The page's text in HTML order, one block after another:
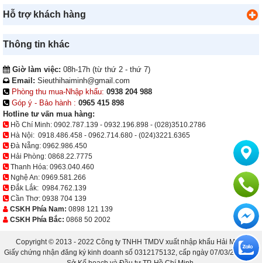
Hỗ trợ khách hàng
Thông tin khác
Giờ làm việc: 08h-17h (từ thứ 2 - thứ 7)
Email: Sieuthihaiminh@gmail.com
Phòng thu mua-Nhập khẩu: 0938 204 988
Góp ý - Bảo hành : 0965 415 898
Hotline tư vấn mua hàng:
Hồ Chí Minh: 0902.787.139 - 0932.196.898 - (028)3510.2786
Hà Nội: 0918.486.458 - 0962.714.680 - (024)3221.6365
Đà Nẵng: 0962.986.450
Hải Phòng: 0868.22.7775
Thanh Hóa: 0963.040.460
Nghệ An: 0969.581.266
Đắk Lắk: 0984.762.139
Cần Thơ: 0938 704 139
CSKH Phía Nam: 0898 121 139
CSKH Phía Bắc: 0868 50 2002
Copyright © 2013 - 2022 Công ty TNHH TMDV xuất nhập khẩu Hải Minh.
Giấy chứng nhận đăng ký kinh doanh số 0312175132, cấp ngày 07/03/2013 bởi